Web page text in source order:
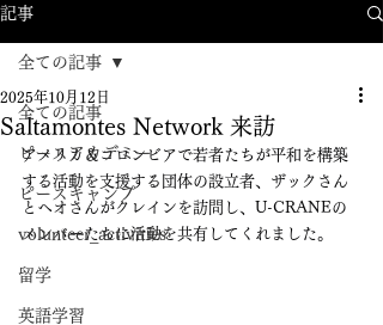
記事
全ての記事
ピースアカデミー
ピースキャンプ
volunteer_activities
留学
英語学習
全ての記事
Saltamontes Network 来訪
2025年10月12日
アメリカ＆コロンビアで若者たちが平和を構築
する活動を支援する団体の設立者、ザックさん
とヘオさんがクレインを訪問し、U-CRANEの
メンバーたちに活動を共有してくれました。